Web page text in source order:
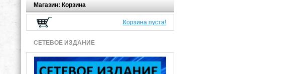
Магазин: Корзина
Корзина пуста!
СЕТЕВОЕ ИЗДАНИЕ